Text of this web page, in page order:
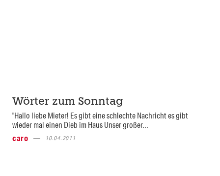
Wörter zum Sonntag
"Hallo liebe Mieter! Es gibt eine schlechte Nachricht es gibt
wieder mal einen Dieb im Haus Unser großer...
caro
10.04.2011